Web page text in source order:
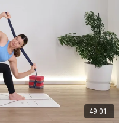
49:01